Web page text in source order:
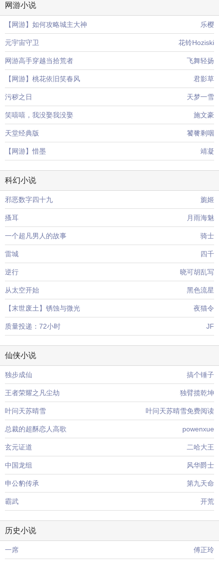
网游小说
【网游】如何攻略城主大神 乐樱
元宇宙守卫 花铃Hoziski
网游高手穿越当拾荒者 飞舞轻扬
【网游】桃花依旧笑春风 君影草
污秽之日 天梦一雪
笑嘻嘻，我没娶我没娶 施文豪
天堂经典版 饕餮剩咽
【网游】惜墨 靖凝
科幻小说
邪恶数字四十九 旎姬
搔耳 月雨海魅
一个超凡男人的故事 骑士
雷城 四千
逆行 晓可胡乱写
从太空开始 黑色流星
【末世废土】锈蚀与微光 夜猫令
质量投递：72小时 JF
仙侠小说
独步成仙 搞个锤子
王者荣耀之凡尘劫 独臂揽乾坤
叶问天苏晴雪 叶问天苏晴雪免费阅读
总裁的超酥恋人高歌 powenxue
玄元证道 二哈大王
中国龙组 风华爵士
申公豹传承 第九天命
霸武 开荒
历史小说
一席 傅正玲